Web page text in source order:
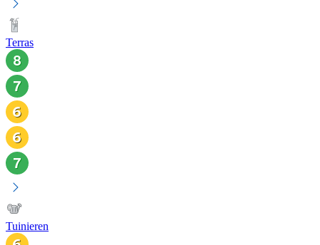
Terras
Tuinieren